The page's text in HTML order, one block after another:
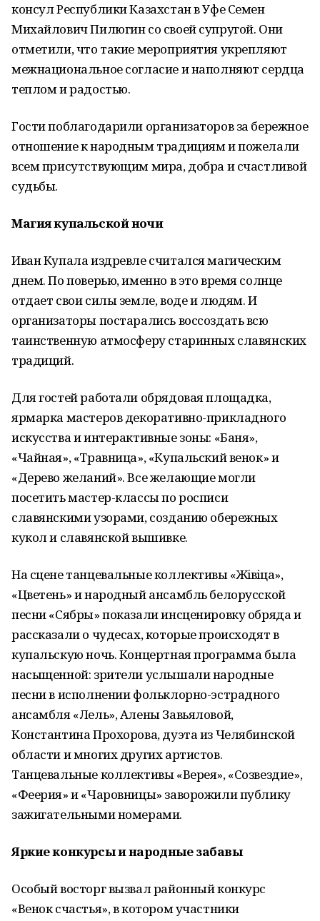
консул Республики Казахстан в Уфе Семен
Михайлович Пилюгин со своей супругой. Они
отметили, что такие мероприятия укрепляют
межнациональное согласие и наполняют сердца
теплом и радостью.
Гости поблагодарили организаторов за бережное
отношение к народным традициям и пожелали
всем присутствующим мира, добра и счастливой
судьбы.
Магия купальской ночи
Иван Купала издревле считался магическим
днем. По поверью, именно в это время солнце
отдает свои силы земле, воде и людям. И
организаторы постарались воссоздать всю
таинственную атмосферу старинных славянских
традиций.
Для гостей работали обрядовая площадка,
ярмарка мастеров декоративно-прикладного
искусства и интерактивные зоны: «Баня»,
«Чайная», «Травница», «Купальский венок» и
«Дерево желаний». Все желающие могли
посетить мастер-классы по росписи
славянскими узорами, созданию обережных
кукол и славянской вышивке.
На сцене танцевальные коллективы «Жiвiца»,
«Цветень» и народный ансамбль белорусской
песни «Сябры» показали инсценировку обряда и
рассказали о чудесах, которые происходят в
купальскую ночь. Концертная программа была
насыщенной: зрители услышали народные
песни в исполнении фольклорно-эстрадного
ансамбля «Лель», Алены Завьяловой,
Константина Прохорова, дуэта из Челябинской
области и многих других артистов.
Танцевальные коллективы «Верея», «Созвездие»,
«Феерия» и «Чаровницы» заворожили публику
зажигательными номерами.
Яркие конкурсы и народные забавы
Особый восторг вызвал районный конкурс
«Венок счастья», в котором участники